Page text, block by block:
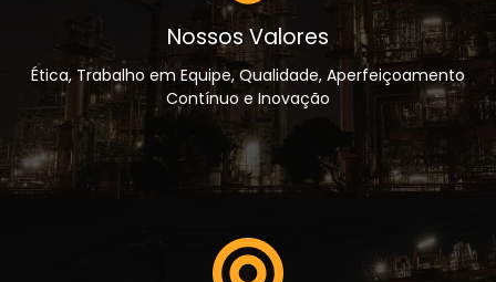
Nossos Valores
Ética, Trabalho em Equipe, Qualidade, Aperfeiçoamento
Contínuo e Inovação